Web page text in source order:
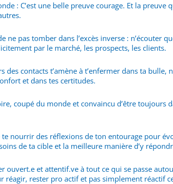
: C’est une belle preuve courage. Et la preuve
pas tomber dans l’excès inverse : n’écouter
par le marché, les prospects, les clients.
contacts t’amène à t’enfermer dans ta bulle,
et dans tes certitudes.
coupé du monde et convaincu d’être toujours
nourrir des réflexions de ton entourage pour
de ta cible et la meilleure manière d’y
ouvert.e et attentif.ve à tout ce qui se passe
réagir, rester pro actif et pas simplement réactif